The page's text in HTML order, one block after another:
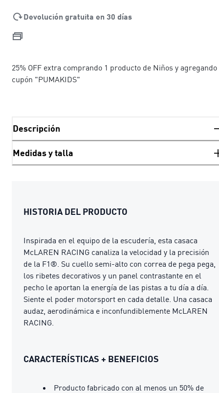
Devolución gratuita en 30 días
25% OFF extra comprando 1 producto de Niños y
cupón "PUMAKIDS"
Descripción
Medidas y talla
HISTORIA DEL PRODUCTO
Inspirada en el equipo de la escudería, esta casaca
McLAREN RACING canaliza la velocidad y la precisión
de la F1®. Su cuello semi-alto con correa de pega pega,
los ribetes decorativos y un panel contrastante en el
pecho le aportan la energía de las pistas a tu día a día.
Siente el poder motorsport en cada detalle. Una casaca
audaz, aerodinámica e inconfundiblemente McLAREN
RACING.
CARACTERÍSTICAS + BENEFICIOS
Producto fabricado con al menos un 50% de